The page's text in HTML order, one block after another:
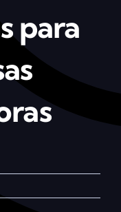
para